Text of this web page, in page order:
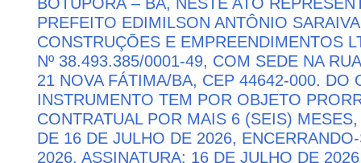
BOTUPORÃ – BA, NESTE ATO
PREFEITO EDIMILSON ANTÔNIO
CONSTRUÇÕES E EMPREENDIMENTOS
Nº 38.493.385/0001-49, COM SEDE NA
21 NOVA FÁTIMA/BA, CEP 44642-000. DO
INSTRUMENTO TEM POR OBJETO
CONTRATUAL POR MAIS 6 (SEIS)
DE 16 DE JULHO DE 2026,
2026. ASSINATURA: 16 DE JULHO DE